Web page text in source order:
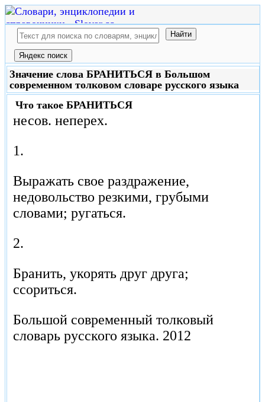
Значение слова БРАНИТЬСЯ в Большом
современном толковом словаре русского языка
Что такое БРАНИТЬСЯ
несов. неперех.
1.
Выражать свое раздражение,
недовольство резкими, грубыми
словами; ругаться.
2.
Бранить, укорять друг друга;
ссориться.
Большой современный толковый
словарь русского языка. 2012